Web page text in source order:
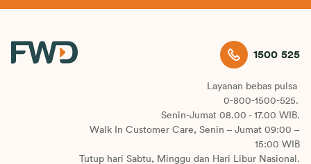
1500 525
Layanan bebas pulsa
0-800-1500-525.
Senin-Jumat 08.00 - 17.00 WIB.
Walk In Customer Care, Senin – Jumat 09:00 –
15:00 WIB
Tutup hari Sabtu, Minggu dan Hari Libur Nasional.